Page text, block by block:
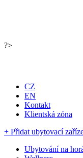
?>
CZ
EN
Kontakt
Klientská zóna
+ Přidat ubytovací
Ubytování na